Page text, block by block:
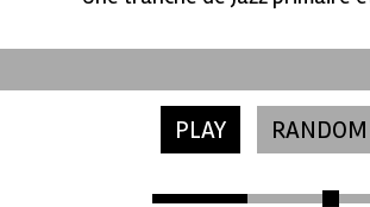
PLAY RANDOM